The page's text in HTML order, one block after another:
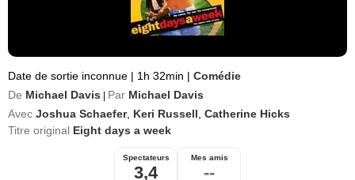
Date de sortie inconnue | 1h 32min | Comédie
De Michael Davis Par Michael Davis
Avec Joshua Schaefer, Keri Russell Catherine Hicks
Titre original Eight days a week
Spectateurs
3,4
Mes amis
--